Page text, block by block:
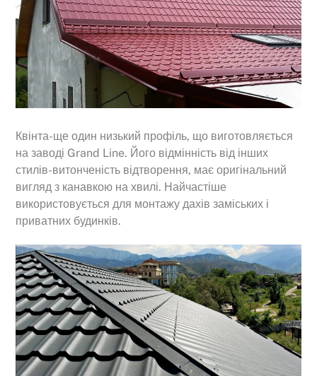
Квінта-ще один низький профіль, що виготовляється
на заводі Grand Line. Його відмінність від інших
стилів-витонченість відтворення, має оригінальний
вигляд з канавкою на хвилі. Найчастіше
використовується для монтажу дахів заміських і
приватних будинків.